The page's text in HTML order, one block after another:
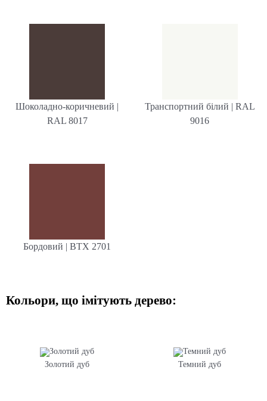
Шоколадно-коричневий |
RAL 8017
Транспортний білий | RAL
9016
Бордовий | BTX 2701
Кольори, що імітують дерево:
Золотий дуб Темний дуб